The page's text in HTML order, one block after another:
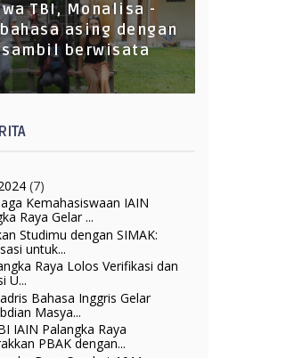
TBI, Monalisa -
asing dengan
berwisata
(7)
Kemahasiswaan IAIN
Raya Gelar ...
Studimu dengan SIMAK:
untuk...
Raya Lolos Verifikasi dan
U...
Bahasa Inggris Gelar
Masya...
IAIN Palangka Raya
PBAK dengan...